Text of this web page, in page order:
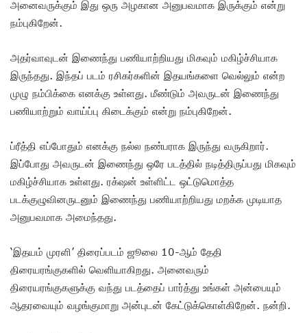
அனைவருக்கும் இது ஒரு அழகான அனுபவமாக இருக்கும் என்று
நம்புகிறேன்.
அதர்வாவுடன் இணைந்து பணியாற்றியது மிகவும் மகிழ்ச்சியாக
இருந்தது. இந்தப் படம் ரசிகர்களின் இதயங்களை வெல்லும் என்ற
முழு நம்பிக்கை எனக்கு உள்ளது. மீண்டும் அவருடன் இணைந்து
பணியாற்றும் வாய்ப்பு கிடைக்கும் என்று நம்புகிறேன்.
ப்ரீத்தி எப்போதும் எனக்கு நல்ல நண்பராக இருந்து வருகிறார்.
இப்போது அவருடன் இணைந்து ஒரே படத்தில் நடித்திருப்பது மிகவும்
மகிழ்ச்சியாக உள்ளது. ரக்‌ஷன் உள்ளிட்ட ஒட்டுமொத்த
படக்குழுவினருடனும் இணைந்து பணியாற்றியது மறக்க முடியாத
அனுபவமாக அமைந்தது.
‘இதயம் முரளி’ திரைப்படம் ஜூலை 10-ஆம் தேதி
திரையரங்குகளில் வெளியாகிறது. அனைவரும்
திரையரங்குகளுக்கு வந்து படத்தைப் பார்த்து உங்கள் அன்பையும்
ஆதரவையும் வழங்குமாறு அன்புடன் கேட்டுக்கொள்கிறேன். நன்றி.